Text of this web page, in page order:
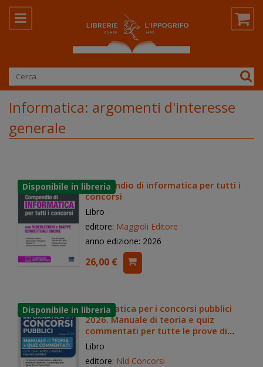
Informatica: argomenti d'interesse
generale
Compendio di informatica per tutti i
concorsi
Libro
editore: Maggioli Editore
anno edizione: 2026
26,00 €
Informatica per i concorsi pubblici
2026. Manuale di teoria e quiz
commentati per tutte le prove di
informatica dei concorsi
Libro
editore: Nld Concorsi